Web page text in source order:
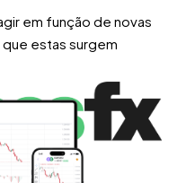
em função de novas
estas surgem